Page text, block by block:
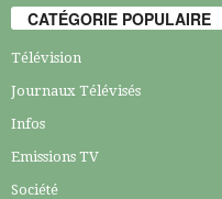
CATÉGORIE POPULAIRE
Télévision
Journaux Télévisés
Infos
Emissions TV
Société